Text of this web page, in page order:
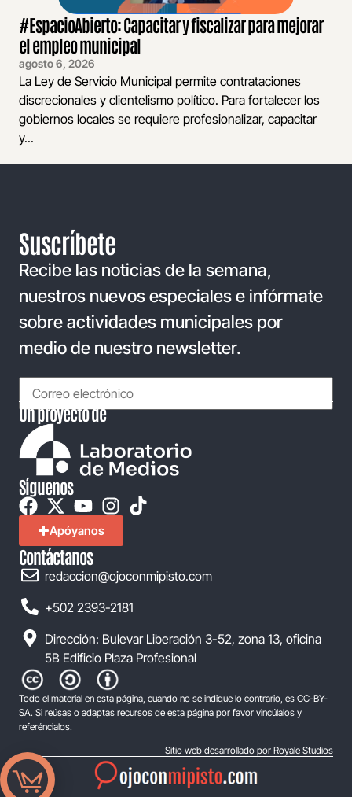
#EspacioAbierto: Capacitar y fiscalizar para mejorar
el empleo municipal
agosto 6, 2026
La Ley de Servicio Municipal permite contrataciones
discrecionales y clientelismo político. Para fortalecer los
gobiernos locales se requiere profesionalizar, capacitar
y...
Suscríbete
Recibe las noticias de la semana,
nuestros nuevos especiales e infórmate
sobre actividades municipales por
medio de nuestro newsletter.
Un proyecto de
Síguenos
Apóyanos
Contáctanos
redaccion@ojoconmipisto.com
+502 2393-2181
Dirección: Bulevar Liberación 3-52, zona 13, oficina
5B Edificio Plaza Profesional
Todo el material en esta página, cuando no se indique lo contrario, es CC-BY-
SA. Si reúsas o adaptas recursos de esta página por favor vincúlalos y
referéncialos.
Sitio web desarrollado por Royale Studios